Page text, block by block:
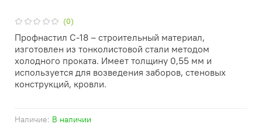
(0)
Наличие: В наличии
Профнастил С-18 – строительный материал,
изготовлен из тонколистовой стали методом
холодного проката. Имеет толщину 0,55 мм и
используется для возведения заборов, стеновых
конструкций, кровли.